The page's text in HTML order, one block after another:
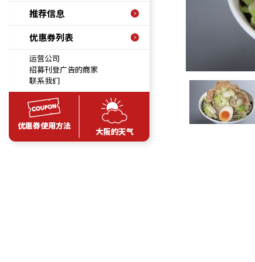
推荐信息
优惠券列表
运营公司
招募刊登广告的商家
联系我们
优惠券使用方法
大阪的天气